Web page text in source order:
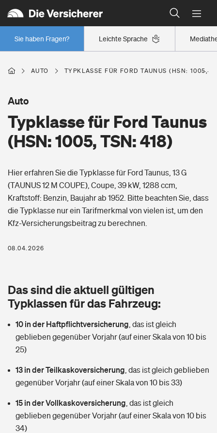
Leichte Sprache
Sie haben Fragen?
Wer versichert was: Jetzt Versicherer finden
Regionalklassen: So ist Ihre Region eingestuft
Wer versichert was: Jetzt Versicherer finden
Berufsunfähigkeitsversicherung
Erwerbsunfähigkeitsversicherung
Grundfähigkeitsversicherung
Arbeitsrechtsschutz
Berufshaftpflichtversicherung
Zur Übersicht
Tools
Wer versichert was: Jetzt Versicherer finden
Sie haben Fragen?
Wohnen
Elementarversicherung
Glasversicherung
Mietkautionsversicherung
Restkreditversicherung
Tools
Freizeit
Pri­vate Haft­pflicht­
Kinderunfall­ver­si­che­rung
Kinderinvalidität
Hundehalter-Haftpflicht
Gesundheit
Private Krankenversicherung
Dread-Disease-Versicherung
Tierkrankenversicherung
Zur Übersicht
Tools
Wer versichert was: Jetzt Versicherer finden
AUTO TYPKLASSE FÜR FORD TAUNUS (HSN: 1005,
Typklasse für Ford Taunus
(HSN: 1005, TSN: 418)
Auto
Hier erfahren Sie die Typklasse für Ford Taunus, 13 G
(TAUNUS 12 M COUPE), Coupe, 39 kW, 1288 ccm,
Kraftstoff: Benzin, Baujahr ab 1952. Bitte beachten Sie, dass
die Typklasse nur ein Tarifmerkmal von vielen ist, um den
Kfz-Versicherungsbeitrag zu berechnen.
08.04.2026
Das sind die aktuell gültigen
Typklassen für das Fahrzeug:
10 in der Haftpflichtversicherung das ist gleich
geblieben gegenüber Vorjahr (auf einer Skala von 10 bis
25)
13 in der Teilkaskoversicherung das ist gleich geblieben
gegenüber Vorjahr (auf einer Skala von 10 bis 33)
15 in der Vollkaskoversicherung das ist gleich
geblieben gegenüber Vorjahr (auf einer Skala von 10 bis
34)